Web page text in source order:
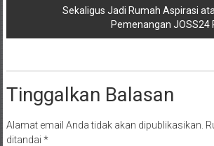
Sekaligus Jadi Rumah Aspirasi
Pemenangan JOSS24
Tinggalkan Balasan
Alamat email Anda tidak akan dipublikasikan.
ditandai *